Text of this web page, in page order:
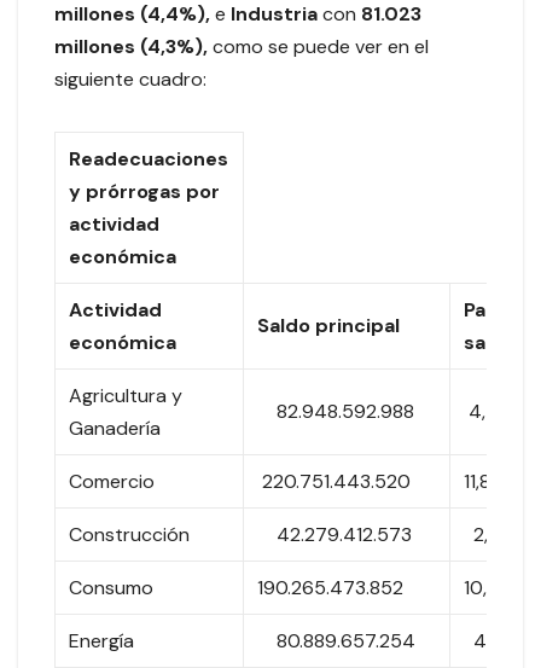
millones (4,4%),e Industriacon 81.023
millones (4,3%),como se puede ver en el
siguiente cuadro:
Readecuaciones
y prórrogas por
actividad
económica
Actividad
económica
Saldo principal
saldo
Agricultura y
Ganadería
82.948.592.988 4,4%
Comercio 220.751.443.520 11,8%
Construcción 42.279.412.573 2,3%
Consumo 190.265.473.852 10,2%
Energía 80.889.657.254 4,3%